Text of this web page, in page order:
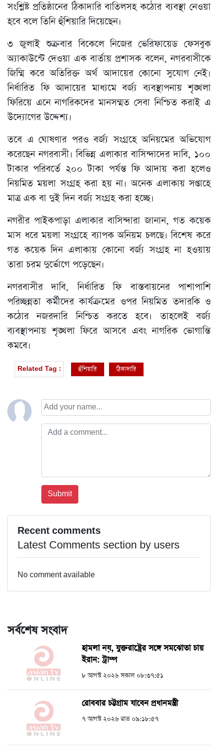
সংশ্লিষ্ট প্রতিষ্ঠানের ঠিকাদারি বাতিলসহ কঠোর ব্যবস্থা নেওয়া
হবে বলে তিনি হুঁশিয়ারি দিয়েছেন।
৩ জুলাই শুক্রবার বিকেলে নিজের ভেরিফায়েড ফেসবুক
অ্যাকাউন্টে দেওয়া এক বার্তায় প্রশাসক বলেন, নগরবাসীকে
জিম্মি করে অতিরিক্ত অর্থ আদায়ের কোনো সুযোগ নেই।
নির্ধারিত ফি আদায়ের মাধ্যমে বর্জ্য ব্যবস্থাপনায় শৃঙ্খলা
ফিরিয়ে এনে নাগরিকদের মানসম্মত সেবা নিশ্চিত করাই এ
উদ্যোগের উদ্দেশ্য।
তবে এ ঘোষণার পরও বর্জ্য সংগ্রহে অনিয়মের অভিযোগ
করেছেন নগরবাসী। বিভিন্ন এলাকার বাসিন্দাদের দাবি, ১০০
টাকার পরিবর্তে ২০০ টাকা পর্যন্ত ফি আদায় করা হলেও
নিয়মিত ময়লা সংগ্রহ করা হয় না। অনেক এলাকায় সপ্তাহে
মাত্র এক বা দুই দিন বর্জ্য সংগ্রহ করা হচ্ছে।
নগরীর পাইকপাড়া এলাকার বাসিন্দারা জানান, গত কয়েক
মাস ধরে ময়লা সংগ্রহে ব্যাপক অনিয়ম চলছে। বিশেষ করে
গত কয়েক দিন এলাকায় কোনো বর্জ্য সংগ্রহ না হওয়ায়
তারা চরম দুর্ভোগে পড়েছেন।
নগরবাসীর দাবি, নির্ধারিত ফি বাস্তবায়নের পাশাপাশি
পরিচ্ছন্নতা কর্মীদের কার্যক্রমের ওপর নিয়মিত তদারকি ও
কঠোর নজরদারি নিশ্চিত করতে হবে। তাহলেই বর্জ্য
ব্যবস্থাপনায় শৃঙ্খলা ফিরে আসবে এবং নাগরিক ভোগান্তি
কমবে।
Related Tag : হুঁশিয়ারি ঠিকাদারি
Recent comments
Latest Comments section by users
No comment available
সর্বশেষ সংবাদ
হামলা নয়, যুক্তরাষ্ট্রের সঙ্গে সমঝোতা চায়
ইরান: ট্রাম্প
৮ আগস্ট ২০২৬ সকাল ০৮:৩৭:৫১
রোববার চট্টগ্রাম যাবেন প্রধানমন্ত্রী
৭ আগস্ট ২০২৬ রাত ০৯:১৮:৫৭